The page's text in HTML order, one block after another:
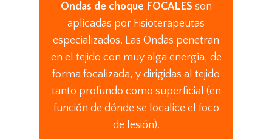
Ondas de choque FOCALES son
aplicadas por Fisioterapeutas
especializados. Las Ondas penetran
en el tejido con muy alga energía, de
forma focalizada, y dirigidas al tejido
tanto profundo como superficial (en
función de dónde se localice el foco
de lesión).